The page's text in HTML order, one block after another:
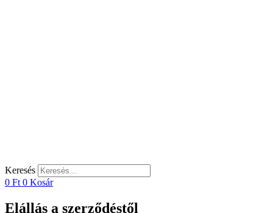
Keresés
0 Ft 0 Kosár
Elállás a szerződéstől